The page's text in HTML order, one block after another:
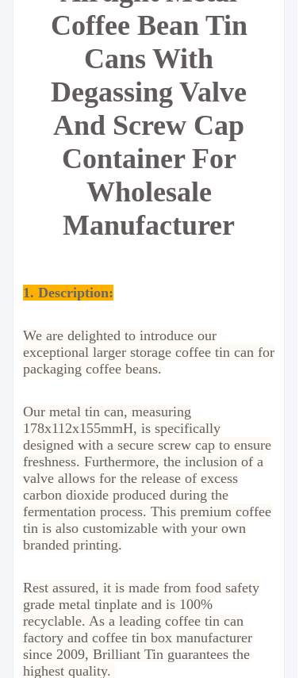
Coffee Bean Tin
Cans With
Degassing Valve
And Screw Cap
Container For
Wholesale
Manufacturer
1. Description:
We are delighted to introduce our
exceptional larger storage coffee tin can for
packaging coffee beans.
Our metal tin can, measuring
178x112x155mmH, is specifically
designed with a secure screw cap to ensure
freshness. Furthermore, the inclusion of a
valve allows for the release of excess
carbon dioxide produced during the
fermentation process. This premium coffee
tin is also customizable with your own
branded printing.
Rest assured, it is made from food safety
grade metal tinplate and is 100%
recyclable. As a leading coffee tin can
factory and coffee tin box manufacturer
since 2009, Brilliant Tin guarantees the
highest quality.